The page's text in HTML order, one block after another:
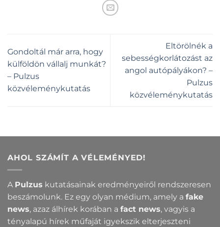
Gondoltál már arra, hogy
külföldön vállalj munkát?
– Pulzus
közvéleménykutatás
Eltörölnék a
sebességkorlátozást az
angol autópályákon? –
Pulzus
közvéleménykutatás
AHOL SZÁMÍT A VÉLEMÉNYED!
A Pulzus kutatásainak eredményeiről rendszeresen
beszámolunk. Ez egy olyan médium, amely a fake
news, azaz álhírek korában a fact news, vagyis a
tényalapú hírek műfaját igyekszik elterjeszteni